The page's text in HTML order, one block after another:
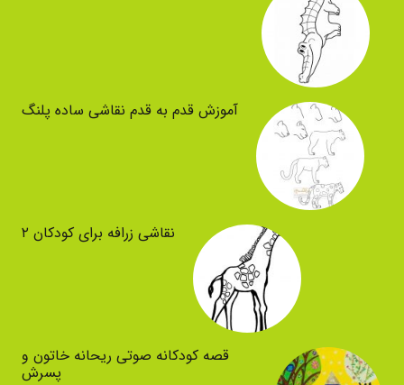
آموزش قدم به قدم نقاشی ساده پلنگ
نقاشی زرافه برای کودکان ۲
قصه کودکانه صوتی ریحانه خاتون و
پسرش